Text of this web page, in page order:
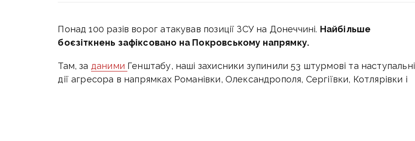
Понад 100 разів ворог атакував позиції ЗСУ на Донеччині. Найбільше
боєзіткнень зафіксовано на Покровському напрямку.
Там, за даними Генштабу, наші захисники зупинили 53 штурмові та наступальні
дії агресора в напрямках Романівки, Олександрополя, Сергіївки, Котлярівки і